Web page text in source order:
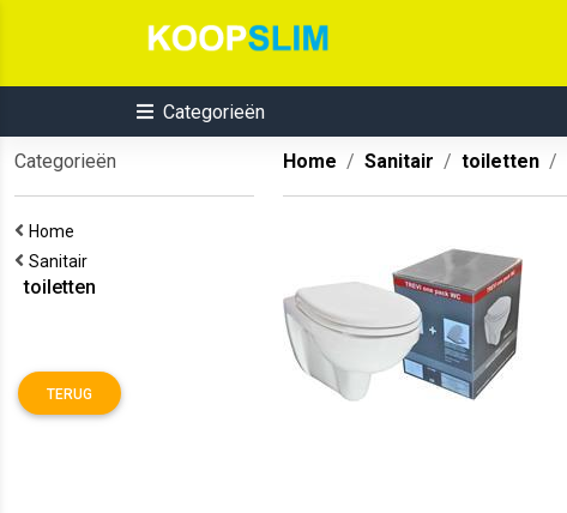
Categorieën
Categorieën
Home
Sanitair
toiletten
TERUG
Home Sanitair toiletten